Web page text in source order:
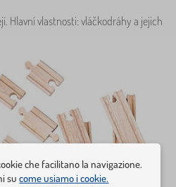
Hlavní vlastnosti: vláčkodráhy a jejich
che facilitano la navigazione.
sucome usiamo i cookie.